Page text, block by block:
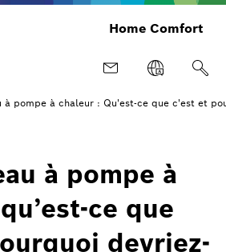
Home Comfort
à pompe à chaleur : Qu'est-ce que c'est et
à pompe à
ce que
devriez-